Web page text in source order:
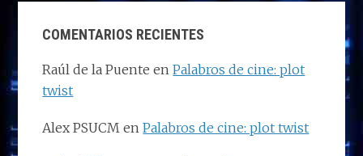
COMENTARIOS RECIENTES
Raúl de la Puente enPalabros de cine: plot
twist
Alex PSUCM enPalabros de cine: plot twist